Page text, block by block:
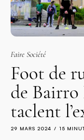
Faire Société
Foot de
de Bairro
taclent
29 MARS 2024 15